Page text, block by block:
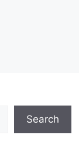
Search